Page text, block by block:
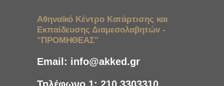
Αθηναϊκό Κέντρο Κατάρτισης και
Εκπαίδευσης Διαμεσολαβητών -
"ΠΡΟΜΗΘΕΑΣ"
Email: info@akked.gr